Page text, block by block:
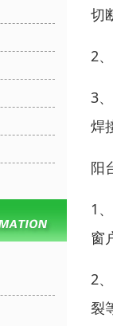
切
2
3
焊
阳
1
窗
2
裂